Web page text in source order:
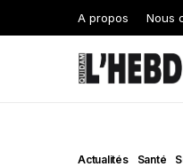
A propos Nous
Actualités Santé